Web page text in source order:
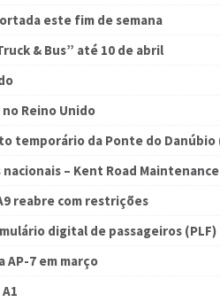
este fim de semana
& Bus” até 10 de abril
Reino Unido
temporário da Ponte do Danúbio
– Kent Road Maintenance
reabre com restrições
digital de passageiros (PLF)
AP-7 em março